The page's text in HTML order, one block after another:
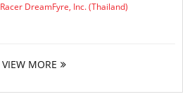
DreamFyre, Inc. (Thailand)
VIEW MORE